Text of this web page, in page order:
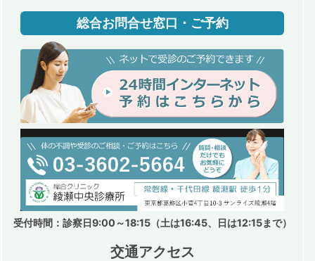
総合お問合せ窓口・ご予約
受付時間：診察日9:00～18:15（土は16:45、日は12:15まで）
交通アクセス